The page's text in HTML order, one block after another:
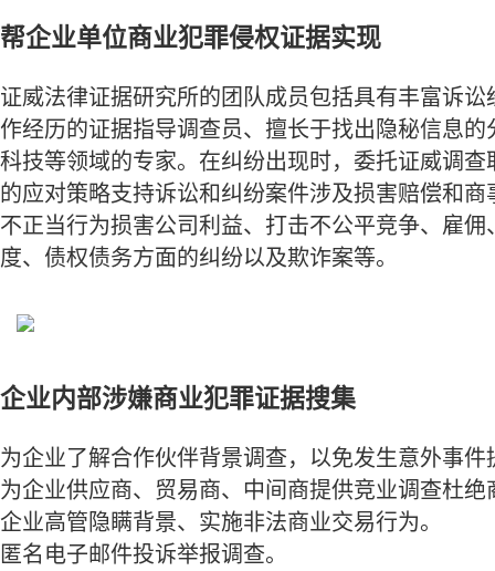
帮企业单位商业犯罪侵权证据实现
证威法律证据研究所的团队成员包括具有丰富诉
作经历的证据指导调查员、擅长于找出隐秘信息
科技等领域的专家。在纠纷出现时，委托证威调
的应对策略支持诉讼和纠纷案件涉及损害赔偿和
不正当行为损害公司利益、打击不公平竞争、雇
度、债权债务方面的纠纷以及欺诈案等。
企业内部涉嫌商业犯罪证据搜集
为企业了解合作伙伴背景调查，以免发生意外事件
为企业供应商、贸易商、中间商提供竞业调查杜绝
企业高管隐瞒背景、实施非法商业交易行为。
匿名电子邮件投诉举报调查。